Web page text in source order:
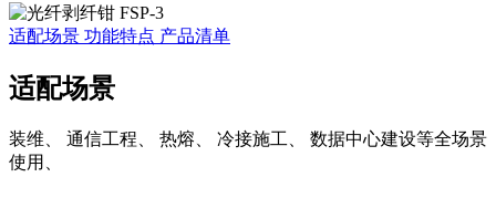
适配场景 功能特点 产品清单
适配场景
装维 通信工程 热熔 冷接施工
数据中心建设等全场景
使用